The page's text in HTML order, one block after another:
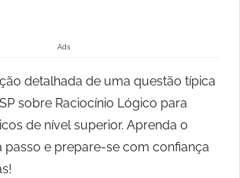
Ads
detalhada de uma questão típica
sobre Raciocínio Lógico para
de nível superior. Aprenda o
passo e prepare-se com confiança